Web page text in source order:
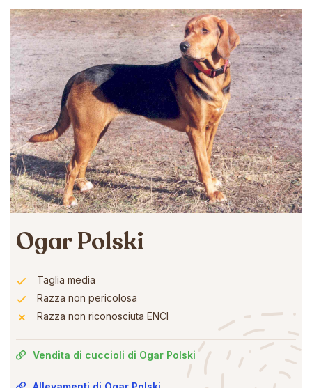
Ogar Polski
Taglia media
Razza non pericolosa
Razza non riconosciuta ENCI
Vendita di cuccioli di Ogar Polski